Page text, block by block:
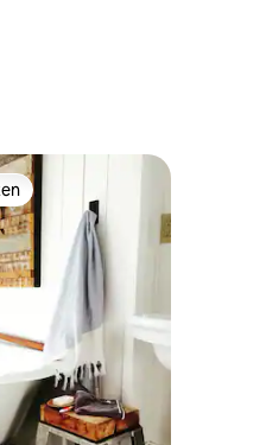
5, 169 recensies